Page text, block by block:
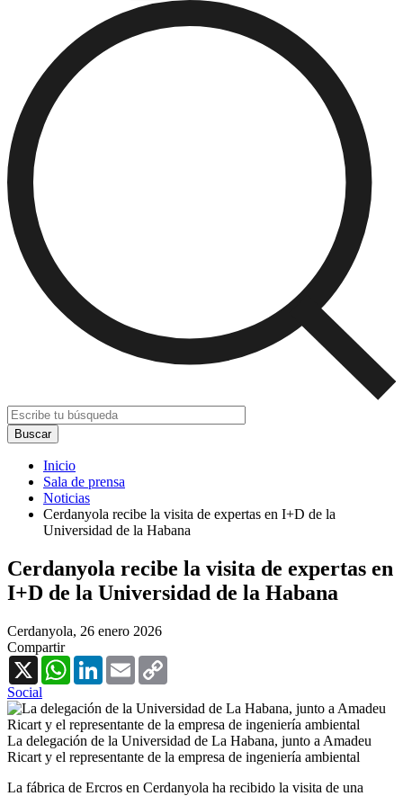
Inicio
Sala de prensa
Noticias
Cerdanyola recibe la visita de expertas en I+D de la
Universidad de la Habana
Cerdanyola recibe la visita de expertas en
I+D de la Universidad de la Habana
Cerdanyola, 26 enero 2026
Compartir
X
WhatsAppLinkedInEmail
Social
La delegación de la Universidad de La Habana, junto a Amadeu
Ricart y el representante de la empresa de ingeniería ambiental
La fábrica de Ercros en Cerdanyola ha recibido la visita de una